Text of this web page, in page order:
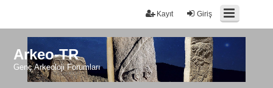
Giriş
Kayıt
Arkeo-TR
Genç Arkeoloji Forumları